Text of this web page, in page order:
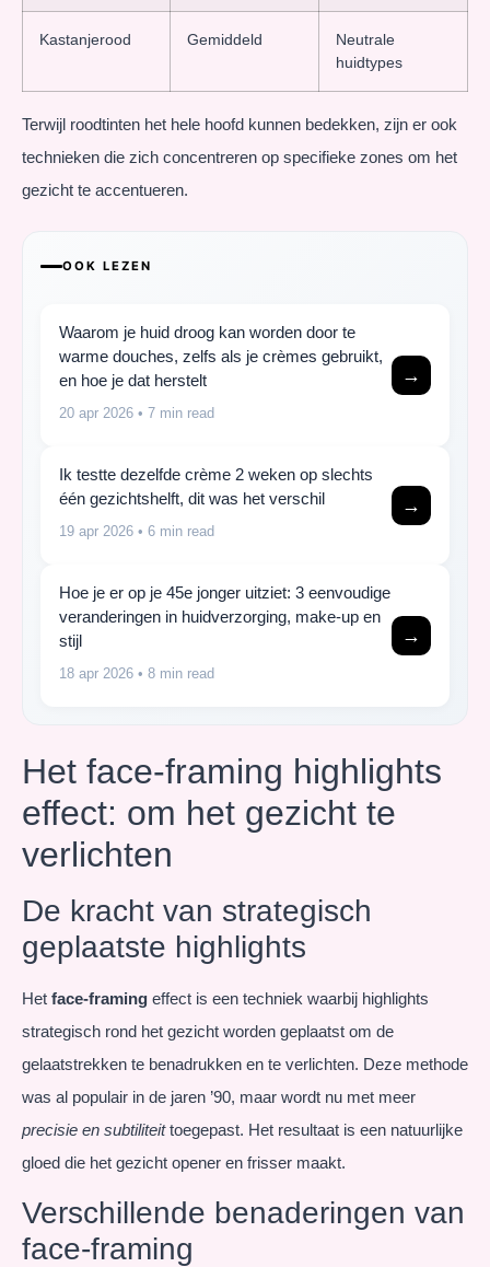
Kastanjerood Gemiddeld
Neutrale
huidtypes
Terwijl roodtinten het hele hoofd kunnen bedekken, zijn er ook
technieken die zich concentreren op specifieke zones om het
gezicht te accentueren.
OOK LEZEN
Waarom je huid droog kan worden door te
warme douches, zelfs als je crèmes gebruikt,
en hoe je dat herstelt
20 apr 2026 • 7 min read
→
Ik testte dezelfde crème 2 weken op slechts
één gezichtshelft, dit was het verschil
19 apr 2026 • 6 min read
→
Hoe je er op je 45e jonger uitziet: 3 eenvoudige
veranderingen in huidverzorging, make-up en
stijl
18 apr 2026 • 8 min read
→
Het face-framing highlights
effect: om het gezicht te
verlichten
De kracht van strategisch
geplaatste highlights
Het face-framing effect is een techniek waarbij highlights
strategisch rond het gezicht worden geplaatst om de
gelaatstrekken te benadrukken en te verlichten. Deze methode
was al populair in de jaren ’90, maar wordt nu met meer
precisie en subtiliteittoegepast. Het resultaat is een natuurlijke
gloed die het gezicht opener en frisser maakt.
Verschillende benaderingen van
face-framing